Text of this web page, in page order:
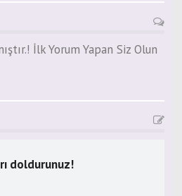
İlk Yorum Yapan Siz Olun
doldurunuz!